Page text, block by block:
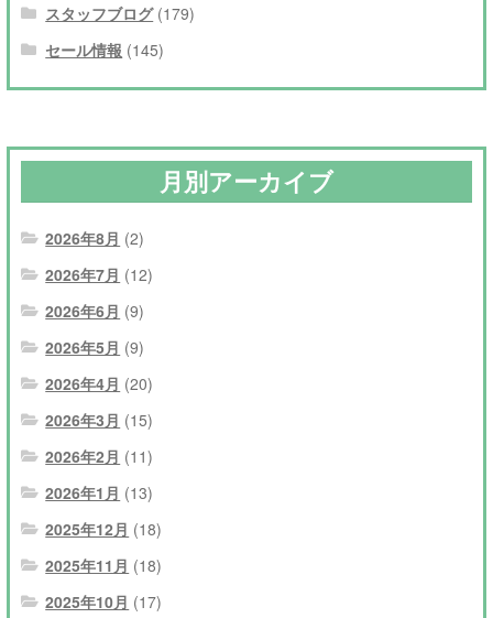
スタッフブログ(179)
セール情報 (145)
月別アーカイブ
2026年8月 (2)
2026年7月 (12)
2026年6月 (9)
2026年5月 (9)
2026年4月 (20)
2026年3月 (15)
2026年2月 (11)
2026年1月 (13)
2025年12月 (18)
2025年11月 (18)
2025年10月 (17)